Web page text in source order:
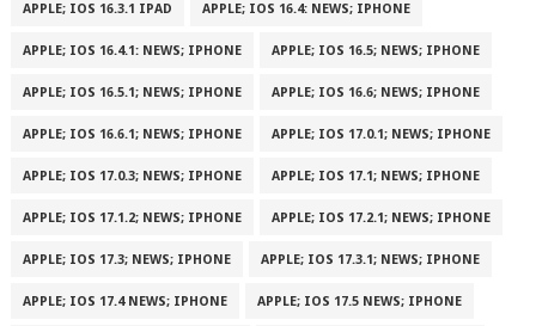
APPLE; IOS 16.3.1 IPAD APPLE; IOS 16.4: NEWS; IPHONE
APPLE; IOS 16.4.1: NEWS; IPHONE APPLE; IOS 16.5; NEWS; IPHONE
APPLE; IOS 16.5.1; NEWS; IPHONE APPLE; IOS 16.6; NEWS; IPHONE
APPLE; IOS 16.6.1; NEWS; IPHONE APPLE; IOS 17.0.1; NEWS; IPHONE
APPLE; IOS 17.0.3; NEWS; IPHONE APPLE; IOS 17.1; NEWS; IPHONE
APPLE; IOS 17.1.2; NEWS; IPHONE APPLE; IOS 17.2.1; NEWS; IPHONE
APPLE; IOS 17.3; NEWS; IPHONE APPLE; IOS 17.3.1; NEWS; IPHONE
APPLE; IOS 17.4 NEWS; IPHONE APPLE; IOS 17.5 NEWS; IPHONE